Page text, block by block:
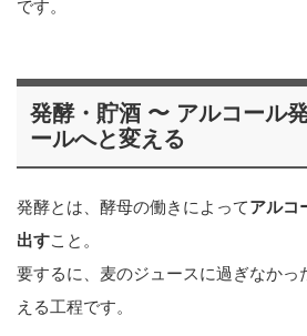
です。
発酵・貯酒 〜 アルコール
ールへと変える
発酵とは、酵母の働きによってアルコ
出すこと。
要するに、麦のジュースに過ぎなかっ
える工程です。